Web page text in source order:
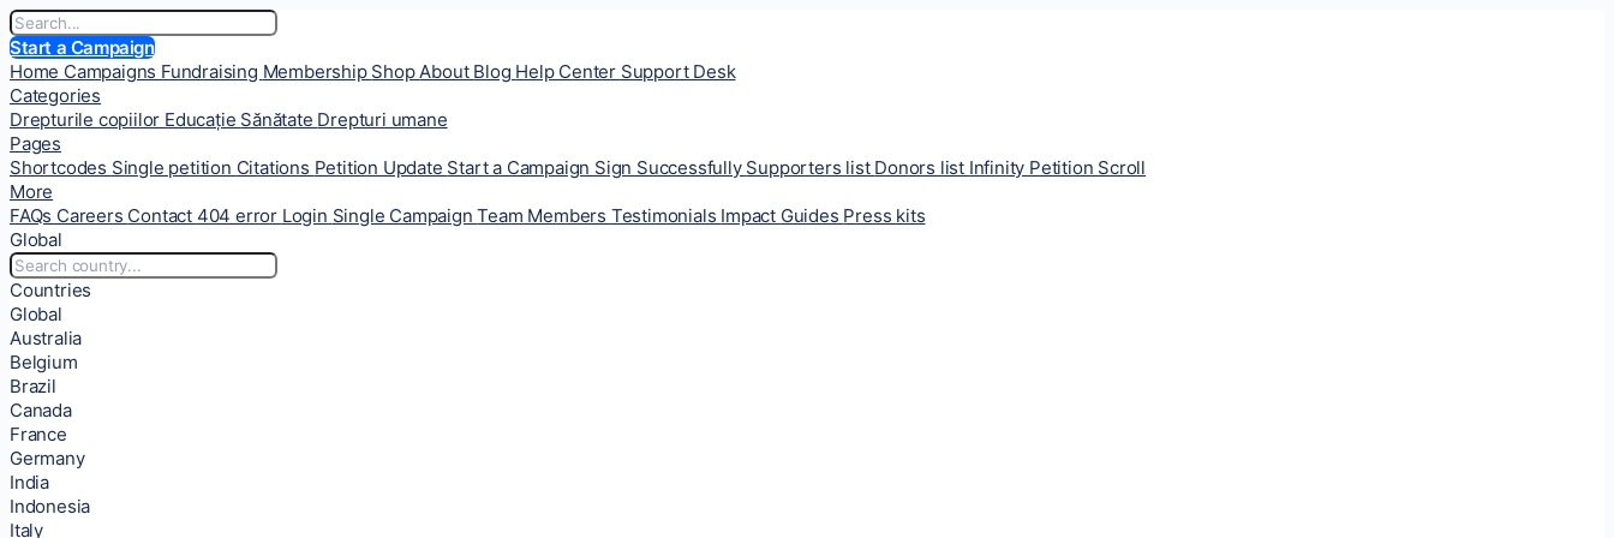
Start a Campaign
Home Campaigns Fundraising Membership ShopAbout Blog Help Center Support Desk
Categories
Drepturile copiilor Educație Sănătate Drepturi umane
Pages
Shortcodes Single petition Citations Petition Update Start a Campaign Sign Successfully Supporters list Donors list Infinity Petition Scroll
More
FAQs Careers Contact 404 error Login Single CampaignTeam Members Testimonials Impact Guides Press kits
Global
Countries
Global
Australia
Belgium
Brazil
Canada
France
Germany
India
Indonesia
Italy